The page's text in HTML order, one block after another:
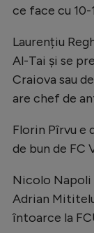
ce face cu 10-
Laurențiu
Al-Tai și se
Craiova sau
are chef de
Florin Pîrvu e
de bun de FC
Nicolo Napoli
Adrian
întoarce la